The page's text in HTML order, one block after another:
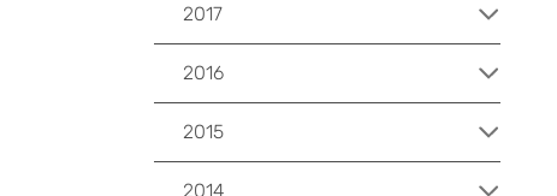
2017
2016
2015
2014